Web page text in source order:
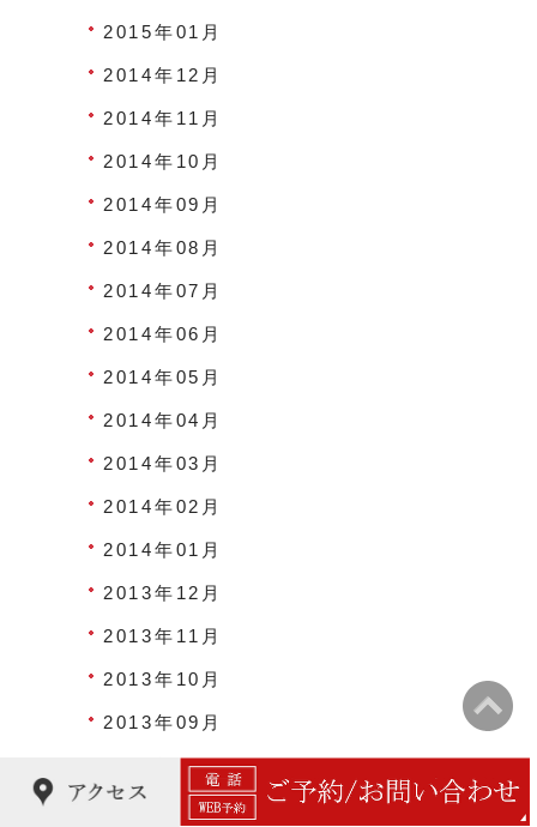
2015年01月
2014年12月
2014年11月
2014年10月
2014年09月
2014年08月
2014年07月
2014年06月
2014年05月
2014年04月
2014年03月
2014年02月
2014年01月
2013年12月
2013年11月
2013年10月
2013年09月
2013年08月
2013年07月